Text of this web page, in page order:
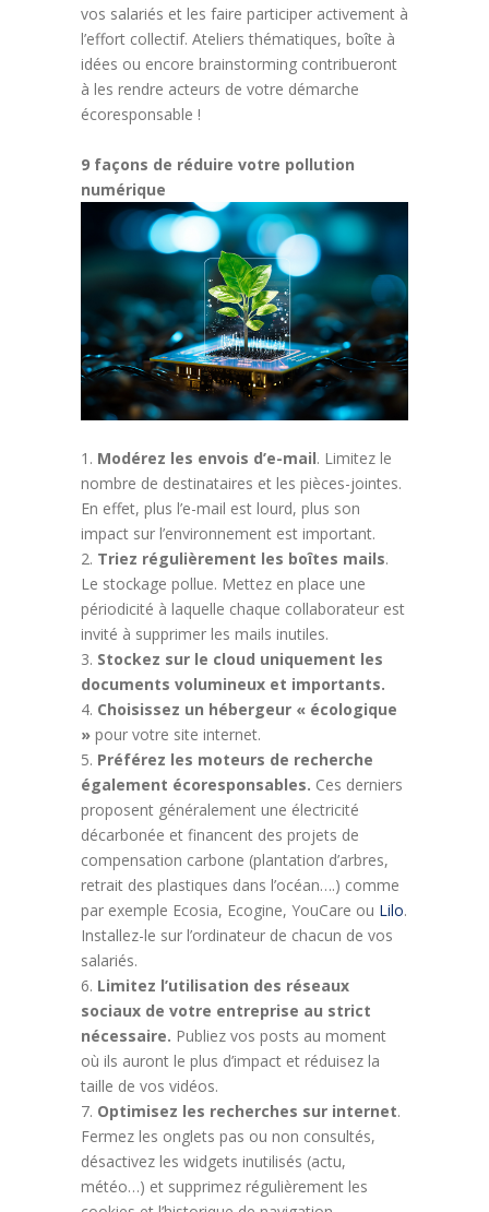
vos salariés et les faire participer activement à
l’effort collectif. Ateliers thématiques, boîte à
idées ou encore brainstorming contribueront
à les rendre acteurs de votre démarche
écoresponsable !
9 façons de réduire votre pollution
numérique
Modérez les envois d’e-mail. Limitez le
nombre de destinataires et les pièces-jointes.
En effet, plus l’e-mail est lourd, plus son
impact sur l’environnement est important.
Triez régulièrement les boîtes mails.
Le stockage pollue. Mettez en place une
périodicité à laquelle chaque collaborateur est
invité à supprimer les mails inutiles.
Stockez sur le cloud uniquement les
documents volumineux et importants.
Choisissez un hébergeur « écologique
» pour votre site internet.
Préférez les moteurs de recherche
également écoresponsables. Ces derniers
proposent généralement une électricité
décarbonée et financent des projets de
compensation carbone (plantation d’arbres,
retrait des plastiques dans l’océan….) comme
par exemple Ecosia, Ecogine, YouCare ou Lilo.
Installez-le sur l’ordinateur de chacun de vos
salariés.
Limitez l’utilisation des réseaux
sociaux de votre entreprise au strict
nécessaire. Publiez vos posts au moment
où ils auront le plus d’impact et réduisez la
taille de vos vidéos.
Optimisez les recherches sur internet.
Fermez les onglets pas ou non consultés,
désactivez les widgets inutilisés (actu,
météo…) et supprimez régulièrement les